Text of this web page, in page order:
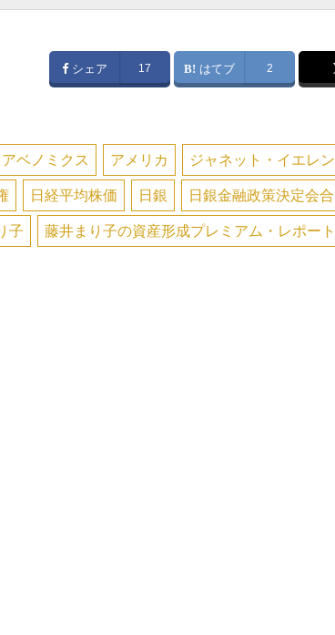
シェア 17 はてブ 2
アベノミクス アメリカ ジャネット・イエレン
日経平均株価 日銀 日銀金融政策決定会合
子 藤井まり子の資産形成プレミアム・レポート